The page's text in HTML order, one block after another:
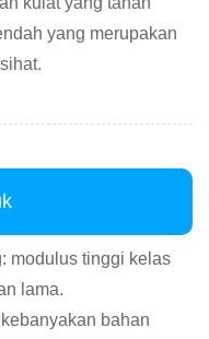
yang merupakan
modulus tinggi kelas
lama.
bahan